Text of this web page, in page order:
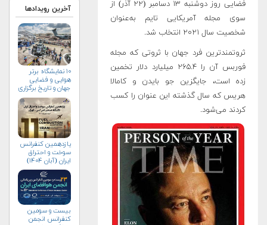
فضایی روز دوشنبه ۱۳ دسامبر (۲۲ آذر) از
سوی مجله آمریکایی تایم به‌عنوان
شخصیت سال ۲۰۲۱ انتخاب شد.
ثروتمندترین فرد جهان با ثروتی که مجله
فوربس آن را ۲۶۵.۴ میلیارد دلار تخمین
زده است، جایگزین جو بایدن و کامالا
هریس که سال گذشته این عنوان را کسب
کردند می‌شود.
آخرین رویدادها
۱۰ نمایشگاه برتر
هوایی و فضایی
جهان و تاریخ برگزاری
آن‌ها
یازدهمین کنفرانس
سوخت و احتراق
ایران (آبان‌ ۱۴۰۴)
بیست و سومین
کنفرانس انجمن